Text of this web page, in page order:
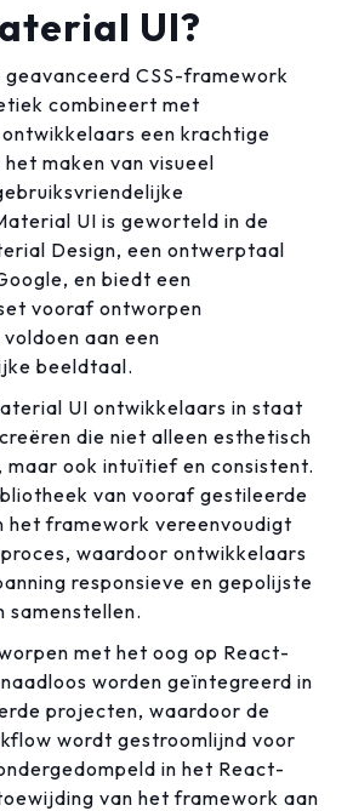
UI?
geavanceerd CSS-framework
combineert met
een krachtige
maken van visueel
UI is geworteld in de
Design, een ontwerptaal
en biedt een
vooraf ontworpen
aan een
beeldtaal.
UI ontwikkelaars in staat
die niet alleen esthetisch
ook intuïtief en consistent.
van vooraf gestileerde
het framework vereenvoudigt
waardoor ontwikkelaars
responsieve en gepolijste
samenstellen.
met het oog op React-
worden geïntegreerd in
projecten, waardoor de
wordt gestroomlijnd voor
in het React-
van het framework aan